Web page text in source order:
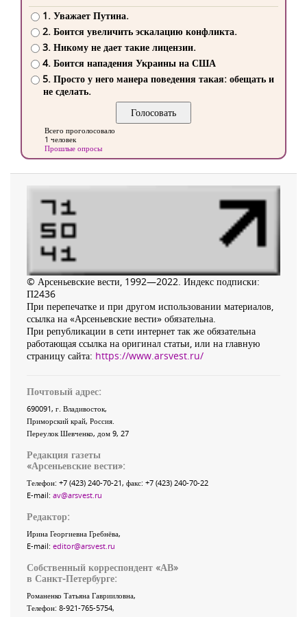
1. Уважает Путина.
2. Боится увеличить эскалацию конфликта.
3. Никому не дает такие лицензии.
4. Боится нападения Украины на США
5. Просто у него манера поведения такая: обещать и
не сделать.
Всего проголосовало
1 человек
Прошлые опросы
© Арсеньевские вести, 1992—2022. Индекс подписки:
П2436
При перепечатке и при другом использовании материалов,
ссылка на «Арсеньевские вести» обязательна.
При републикации в сети интернет так же обязательна
работающая ссылка на оригинал статьи, или на главную
страницу сайта: https://www.arsvest.ru/
Почтовый адрес:
690091, г. Владивосток,
Приморский край, Россия
Переулок Шевченко, дом 9, 27
Редакция газеты
«Арсеньевские вести»:
Телефон: +7 (423) 240-70-21, факс: +7 (423) 240-70-22
E-mail: av@arsvest.ru
Редактор:
Ирина Георгиевна Гребнёва,
E-mail: editor@arsvest.ru
Собственный корреспондент «АВ»
в Санкт-Петербурге:
Романенко Татьяна Гаврииловна,
Телефон: 8-921-765-5754,